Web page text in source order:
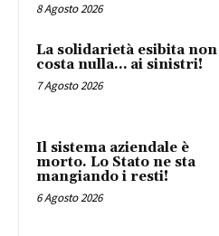
8 Agosto 2026
La solidarietà esibita non
costa nulla… ai sinistri!
7 Agosto 2026
Il sistema aziendale è
morto. Lo Stato ne sta
mangiando i resti!
6 Agosto 2026